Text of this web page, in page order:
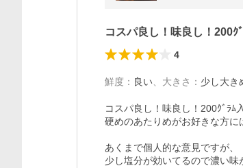
コスパ良し！味良し！200
4
鮮度 ： 良い 大きさ ： 少し大き
コスパ良し！味良し！200ｸﾞﾗﾑ
硬めのあたりめがお好きな方に
あくまで個人的な意見ですが、
少し塩分が効いてるので濃い味